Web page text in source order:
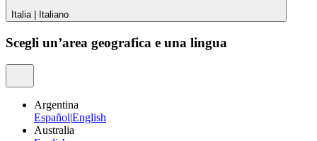
Italia| Italiano
Scegli un’area geografica e una lingua
Argentina
Español|English
Australia